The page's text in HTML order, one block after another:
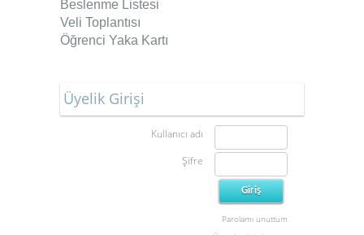
Beslenme Listesi
Veli Toplantısı
Öğrenci Yaka Kartı
Üyelik Girişi
Kullanıcı adı
Şifre
Parolamı unuttum